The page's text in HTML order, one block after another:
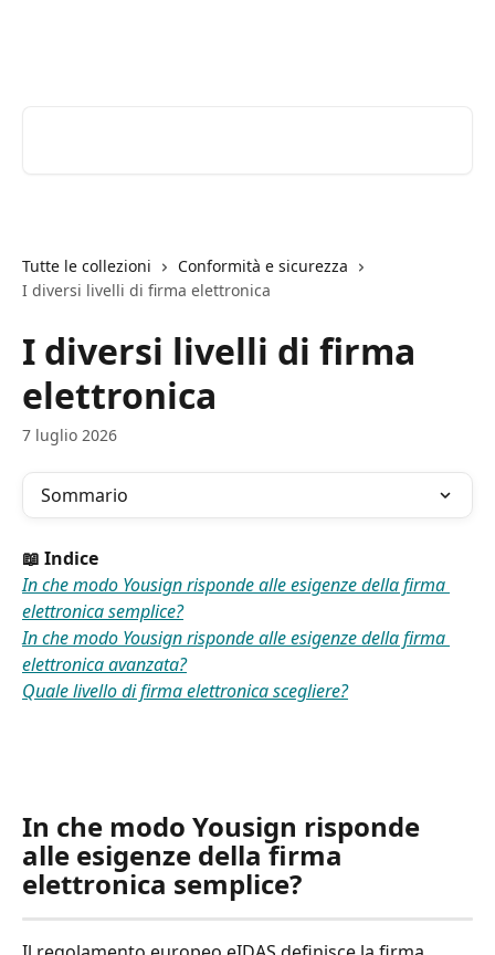
Tutte le collezioni
Conformità e sicurezza
I diversi livelli di firma elettronica
I diversi livelli di firma
elettronica
7 luglio 2026
Sommario
📖 Indice
In che modo Yousign risponde alle esigenze della firma
elettronica semplice?
In che modo Yousign risponde alle esigenze della firma
elettronica avanzata?
Quale livello di firma elettronica scegliere?
In che modo Yousign risponde
alle esigenze della firma
elettronica semplice?